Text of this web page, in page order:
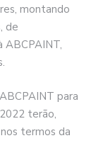
montando
de
ABCPAINT,
para
terão,
termos da